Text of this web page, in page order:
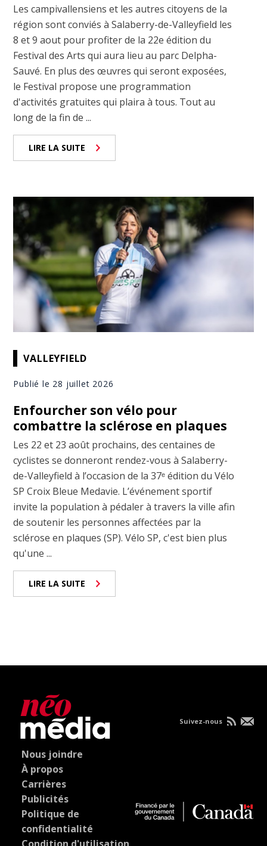
Les campivallensiens et les autres citoyens de la
région sont conviés à Salaberry-de-Valleyfield les
8 et 9 aout pour profiter de la 22e édition du
Festival des Arts qui aura lieu au parc Delpha-
Sauvé. En plus des œuvres qui seront exposées,
le Festival propose une programmation
d'activités gratuites qui plaira à tous. Tout au
long de la fin de ...
LIRE LA SUITE
VALLEYFIELD
Publié le 28 juillet 2026
Enfourcher son vélo pour
combattre la sclérose en plaques
Les 22 et 23 août prochains, des centaines de
cyclistes se donneront rendez-vous à Salaberry-
de-Valleyfield à l’occasion de la 37ᵉ édition du Vélo
SP Croix Bleue Medavie. L’événement sportif
invite la population à pédaler à travers la ville afin
de soutenir les personnes affectées par la
sclérose en plaques (SP). Vélo SP, c'est bien plus
qu'une ...
LIRE LA SUITE
Nous joindre
À propos
Carrières
Publicités
Politique de
confidentialité
Suivez-nous